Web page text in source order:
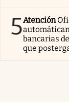
5Atención
bancarias
que